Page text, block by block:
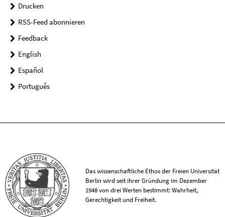
Drucken
RSS-Feed abonnieren
Feedback
English
Español
Português
Das wissenschaftliche Ethos der Freien Universität
Berlin wird seit ihrer Gründung im Dezember
1948 von drei Werten bestimmt: Wahrheit,
Gerechtigkeit und Freiheit.